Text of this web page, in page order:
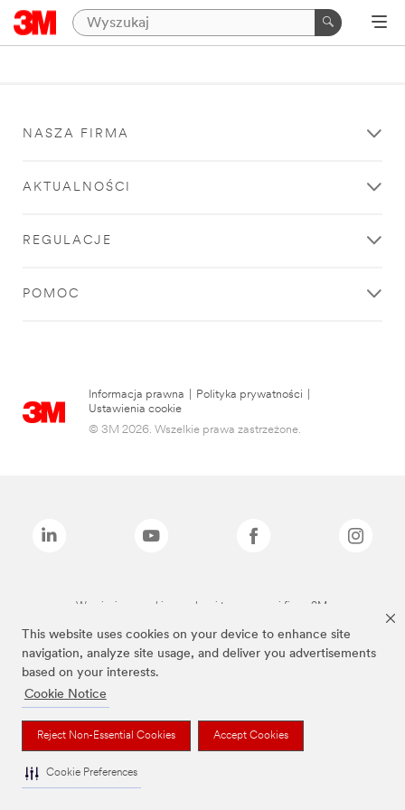
This website uses cookies on your device to enhance site
navigation, analyze site usage, and deliver you advertisements
based on your interests.
Cookie Notice
Reject Non-Essential Cookies Accept Cookies
Cookie Preferences
NASZA FIRMA
AKTUALNOŚCI
REGULACJE
POMOC
Informacja prawna Polityka prywatności
Ustawienia cookie
© 3M 2026. Wszelkie prawa zastrzeżone.
Wymienione marki są znakami towarowymi firmy 3M.